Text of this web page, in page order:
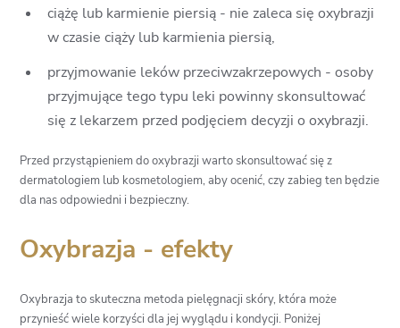
ciążę lub karmienie piersią - nie zaleca się oxybrazji
w czasie ciąży lub karmienia piersią,
przyjmowanie leków przeciwzakrzepowych - osoby
przyjmujące tego typu leki powinny skonsultować
się z lekarzem przed podjęciem decyzji o oxybrazji.
Przed przystąpieniem do oxybrazji warto skonsultować się z
dermatologiem lub kosmetologiem, aby ocenić, czy zabieg ten będzie
dla nas odpowiedni i bezpieczny.
Oxybrazja - efekty
Oxybrazja to skuteczna metoda pielęgnacji skóry, która może
przynieść wiele korzyści dla jej wyglądu i kondycji. Poniżej